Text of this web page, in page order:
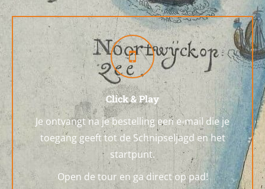
Click & Play
Je ontvangt na je bestelling een e-mail die je
toegang geeft tot de Schnipseljagd en het
startpunt.
Open de tour en ga direct op pad!